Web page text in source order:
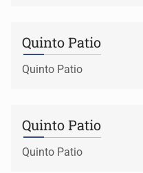
Quinto Patio
Quinto Patio
Quinto Patio
Quinto Patio